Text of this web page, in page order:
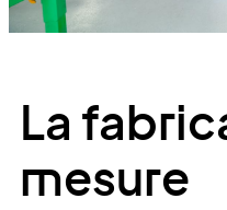
La
mesure